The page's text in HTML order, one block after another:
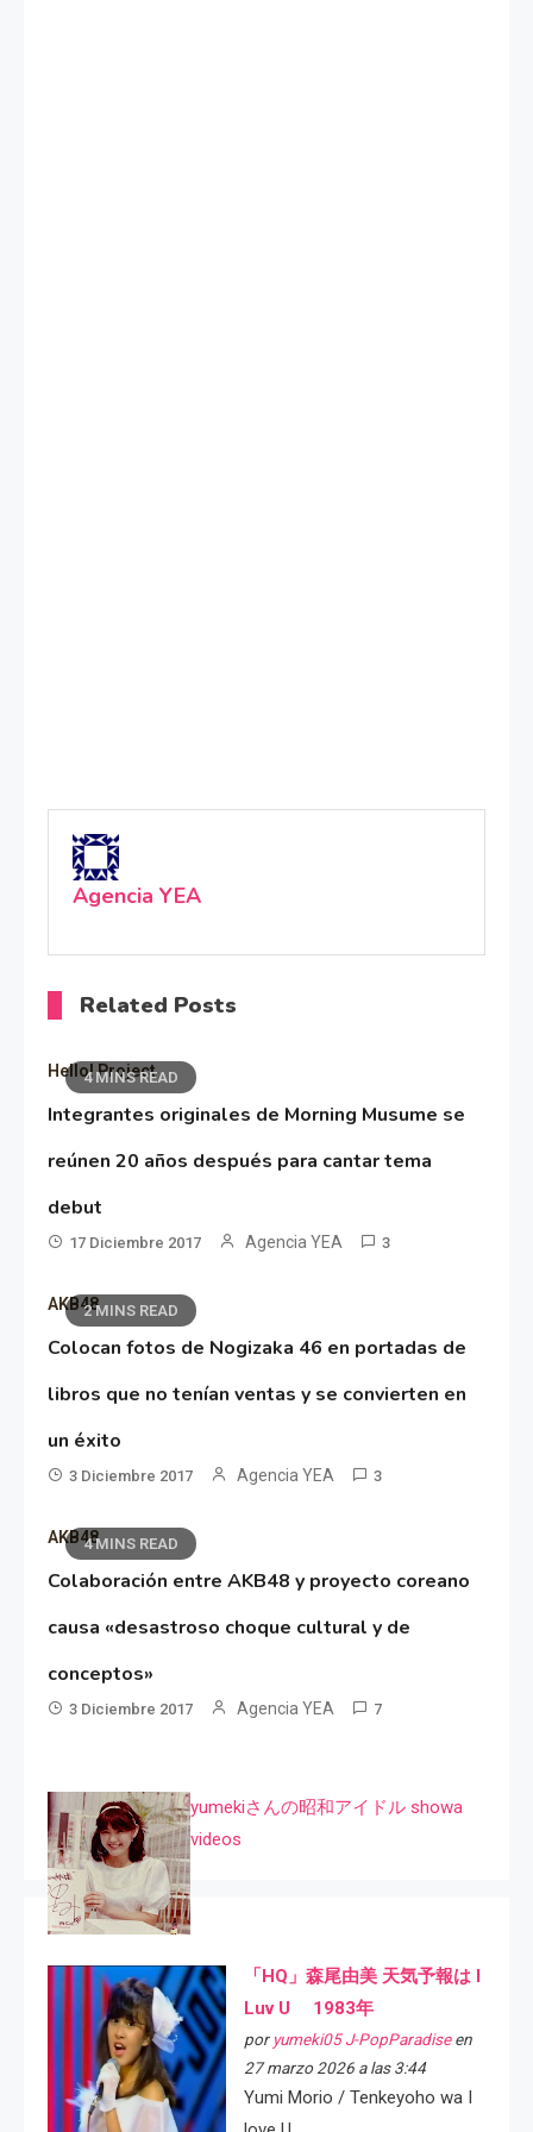
Agencia YEA
Related Posts
4 MINS READ
Hello! Project
Integrantes originales de Morning Musume se
reúnen 20 años después para cantar tema
debut
17 Diciembre 2017 Agencia YEA 3
2 MINS READ
AKB48
Colocan fotos de Nogizaka 46 en portadas de
libros que no tenían ventas y se convierten en
un éxito
3 Diciembre 2017 Agencia YEA 3
4 MINS READ
AKB48
Colaboración entre AKB48 y proyecto coreano
causa «desastroso choque cultural y de
conceptos»
3 Diciembre 2017 Agencia YEA 7
yumekiさんの昭和アイドル showa
videos
「HQ」森尾由美 天気予報は I
Luv U 1983年
por yumeki05 J-PopParadiseen
27 marzo 2026 a las 3:44
Yumi Morio / Tenkeyoho wa I